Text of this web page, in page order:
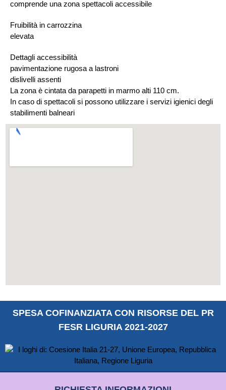
comprende una zona spettacoli accessibile
Fruibilità in carrozzina
elevata
Dettagli accessibilità
pavimentazione rugosa a lastroni
dislivelli assenti
La zona è cintata da parapetti in marmo alti 110 cm.
In caso di spettacoli si possono utilizzare i servizi igienici degli
stabilimenti balneari
SPESA COFINANZIATA CON RISORSE DEL PR
FESR LIGURIA 2021-2027